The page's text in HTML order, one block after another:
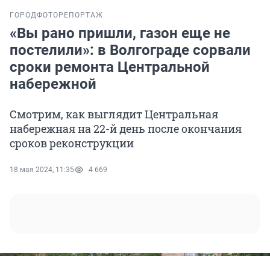
ГОРОДФОТОРЕПОРТАЖ
«Вы рано пришли, газон еще не
постелили»: в Волгограде сорвали
сроки ремонта Центральной
набережной
Смотрим, как выглядит Центральная
набережная на 22-й день после окончания
сроков реконструкции
18 мая 2024, 11:35 4 669